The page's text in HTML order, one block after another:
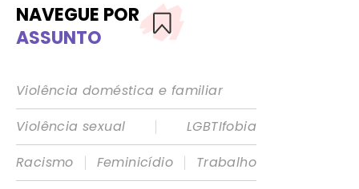
NAVEGUE POR
ASSUNTO
Violência doméstica e familiar
Violência sexual
|
LGBTIfobia
Racismo
| Feminicídio |
Trabalho